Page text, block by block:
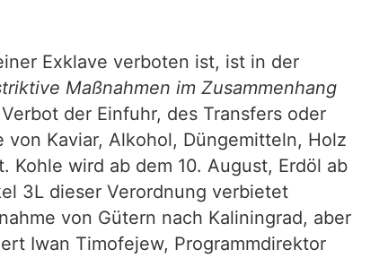
Exklave verboten ist, ist in der
Maßnahmen im Zusammenhang
der Einfuhr, des Transfers oder
Kaviar, Alkohol, Düngemitteln, Holz
wird ab dem 10. August, Erdöl ab
3L dieser Verordnung verbietet
von Gütern nach Kaliningrad, aber
Iwan Timofejew, Programmdirektor